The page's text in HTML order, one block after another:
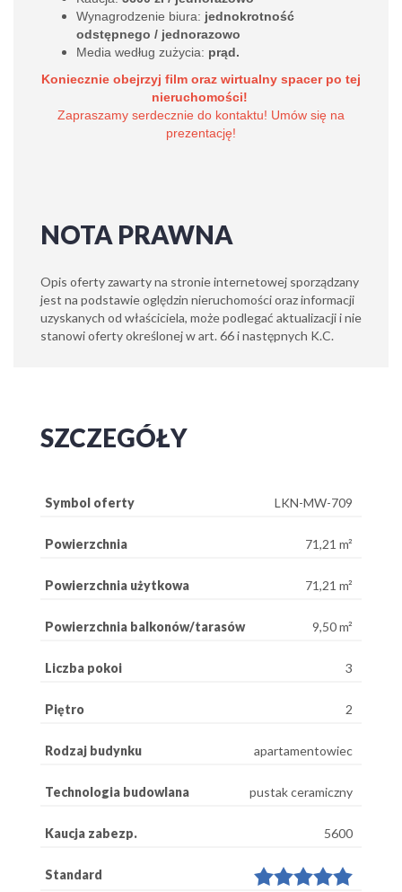
Wynagrodzenie biura: jednokrotność
odstępnego / jednorazowo
Media według zużycia: prąd.
Koniecznie obejrzyj film oraz wirtualny spacer po tej
nieruchomości!
Zapraszamy serdecznie do kontaktu! Umów się na
prezentację!
NOTA PRAWNA
Opis oferty zawarty na stronie internetowej sporządzany
jest na podstawie oględzin nieruchomości oraz informacji
uzyskanych od właściciela, może podlegać aktualizacji i nie
stanowi oferty określonej w art. 66 i następnych K.C.
SZCZEGÓŁY
Symbol oferty LKN-MW-709
Powierzchnia 71,21 m²
Powierzchnia użytkowa 71,21 m²
Powierzchnia balkonów/tarasów 9,50 m²
Liczba pokoi 3
Piętro 2
Rodzaj budynku apartamentowiec
Technologia budowlana pustak ceramiczny
Kaucja zabezp. 5600
Standard